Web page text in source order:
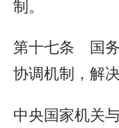
制。
第十七条 国
协调机制，解
中央国家机关